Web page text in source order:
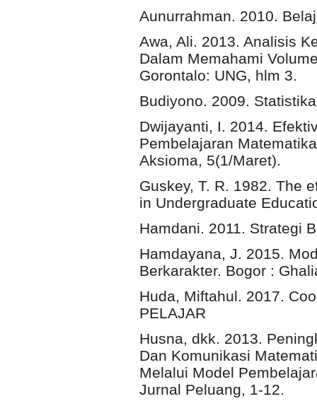
Aunurrahman. 2010.
Awa, Ali. 2013. Analisis
Dalam Memahami
Gorontalo: UNG, hlm 3.
Budiyono. 2009.
Dwijayanti, I. 2014.
Pembelajaran
Aksioma, 5(1/Maret).
Guskey, T. R. 1982. The
in Undergraduate
Hamdani. 2011. Strategi
Hamdayana, J. 2015.
Berkarakter. Bogor :
Huda, Miftahul. 2017.
PELAJAR
Husna, dkk. 2013.
Dan Komunikasi
Melalui Model
Jurnal Peluang, 1-12.